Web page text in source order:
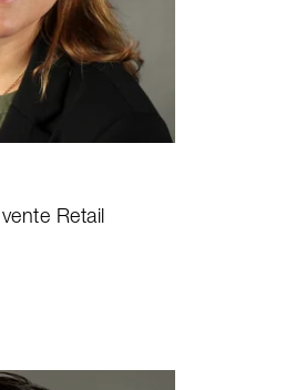
Retail